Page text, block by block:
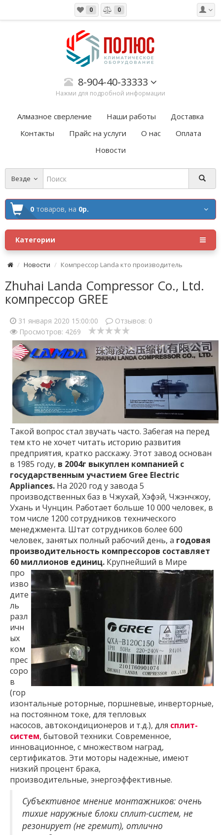
0 0
8-904-40-33333
Нажми для подробной информации
Алмазное сверление Наши работы
Доставка
Контакты
Прайс на услуги О нас
Оплата
Новости
Везде
0 товаров, на 0р.
Категории
Новости Компрессор Landa кто производитель
Zhuhai Landa Compressor Co., Ltd.
компрессор GREE
31 января 2020 15:00:00 Отзывов: 0
Просмотров: 4269
Такой вопрос стал звучать часто. Забегая на перед
тем кто не хочет читать историю развития
предприятия, кратко расскажу. Этот завод основан
в 1985 году, в 2004г выкуплен компанией с
государственным участием Gree Electric
Appliances. На 2020 год у завода 5
производственных баз в Чжухай, Хэфэй, Чжэнчжоу,
Ухань и Чунцин. Работает больше 10 000 человек, в
том числе 1200 сотрудников технического
менеджмента. Штат сотрудников более 600
человек, занятых полный рабочий день, а годовая
производительность компрессоров составляет
60 миллионов единиц. Крупнейший в Мире
про
изво
дите
ль
разл
ичн
ых
ком
прес
соро
в
(гор
изонтальные роторные, поршневые, инверторные,
на постоянном токе, для тепловых
насосов, автокондиционеров и т.д.), для сплит-
систем, бытовой техники. Современное,
инновационное, с множеством наград,
сертификатов. Эти моторы надежные, имеют
низкий процент брака,
производительные, энергоэффективные.
Субъективное мнение монтажников: очень
тихие наружные блоки сплит-систем, не
резонирует (не гремит), отлично